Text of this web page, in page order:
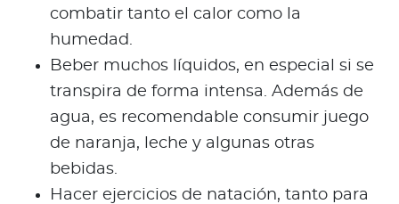
combatir tanto el calor como la
humedad.
Beber muchos líquidos, en especial si se
transpira de forma intensa. Además de
agua, es recomendable consumir juego
de naranja, leche y algunas otras
bebidas.
Hacer ejercicios de natación, tanto para